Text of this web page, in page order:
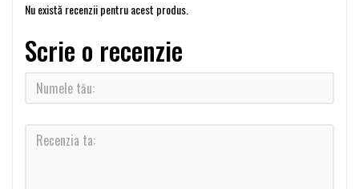
Nu există recenzii pentru acest produs.
Scrie o recenzie